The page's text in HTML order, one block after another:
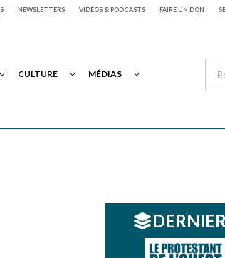
NEWSLETTERS VIDÉOS & PODCASTS FAIRE UN DON
CULTURE MÉDIAS